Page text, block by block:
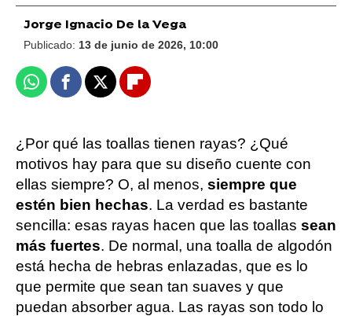
Jorge Ignacio De la Vega
Publicado: 13 de junio de 2026, 10:00
WhatsappFacebook
X Flipboard
¿Por qué las toallas tienen rayas? ¿Qué
motivos hay para que su diseño cuente con
ellas siempre? O, al menos, siempre que
estén bien hechas. La verdad es bastante
sencilla: esas rayas hacen que las toallas sean
más fuertes. De normal, una toalla de algodón
está hecha de hebras enlazadas, que es lo
que permite que sean tan suaves y que
puedan absorber agua. Las rayas son todo lo